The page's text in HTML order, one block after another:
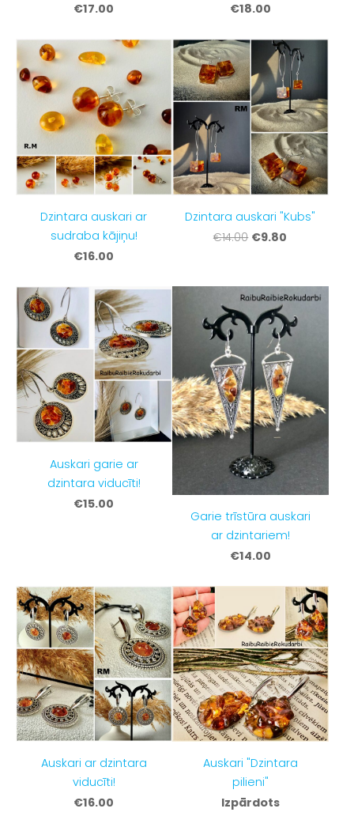
€17.00
€18.00
Dzintara auskari ar
sudraba kājiņu!
€16.00
Dzintara auskari "Kubs"
€14.00 €9.80
Auskari garie ar
dzintara viducīti!
€15.00
Garie trīstūra auskari
ar dzintariem!
€14.00
Auskari ar dzintara
viducīti!
€16.00
Auskari "Dzintara
pilieni"
Izpārdots